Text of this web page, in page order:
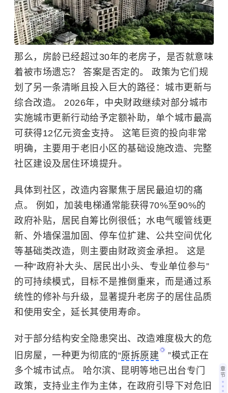
那么，房龄已经超过30年的老房子，是否就意味
着被市场遗忘？ 答案是否定的。 政策为它们规
划了另一条清晰且投入巨大的路径：城市更新与
综合改造。 2026年，中央财政继续对部分城市
实施城市更新行动给予定额补助，单个城市最高
可获得12亿元资金支持。 这笔巨资的投向非常
明确，主要用于老旧小区的基础设施改造、完整
社区建设及居住环境提升。
具体到社区，改造内容聚焦于居民最迫切的痛
点。 例如，加装电梯通常能获得70%至90%的
政府补贴，居民自筹比例很低；水电气暖管线更
新、外墙保温加固、停车位扩建、公共空间优化
等基础类改造，则主要由财政资金承担。 这是
一种“政府补大头、居民出小头、专业单位参与”
的可持续模式，目标不是推倒重来，而是通过系
统性的修补与升级，显著提升老房子的居住品质
和使用安全，延长其使用寿命。
对于部分结构安全隐患突出、改造难度极大的危
旧房屋，一种更为彻底的“原拆原建
”模式正在
多个城市试点。 哈尔滨、昆明等地已出台专门
政策，支持业主作为主体，在政府引导下对危旧
章
节